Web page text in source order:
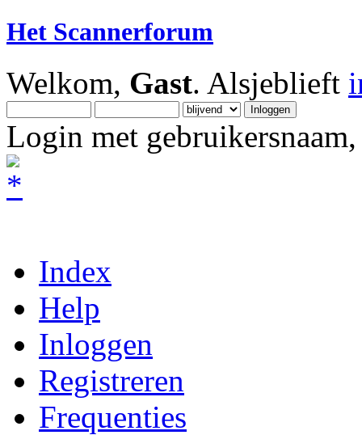
Het Scannerforum
Welkom, Gast. Alsjeblieft
Login met
Index
Help
Inloggen
Registreren
Frequenties